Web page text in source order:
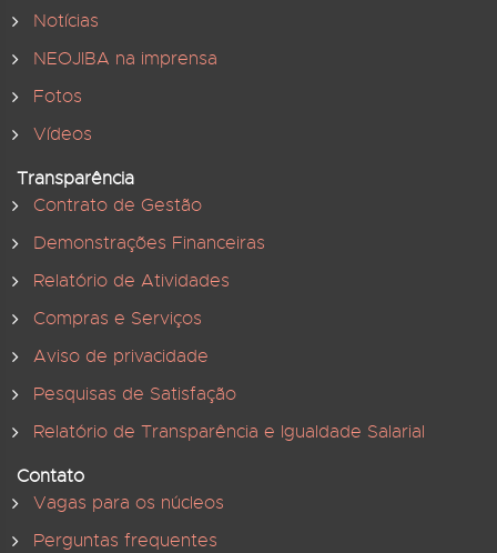
Notícias
NEOJIBA na imprensa
Fotos
Vídeos
Transparência
Contrato de Gestão
Demonstrações Financeiras
Relatório de Atividades
Compras e Serviços
Aviso de privacidade
Pesquisas de Satisfação
Relatório de Transparência e Igualdade Salarial
Contato
Vagas para os núcleos
Perguntas frequentes